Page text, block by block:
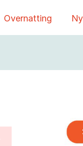
Overnatting